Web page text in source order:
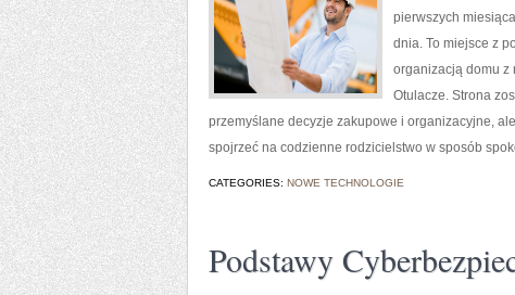
pierwszych
dnia. To miejsce z
organizacją domu z
Otulacze. Strona
przemyślane decyzje zakupowe i organizacyjne,
spojrzeć na codzienne rodzicielstwo w sposób
CATEGORIES: NOWE TECHNOLOGIE
Podstawy